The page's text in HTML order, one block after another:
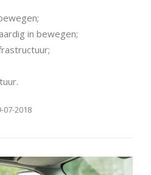
in bewegen;
2018